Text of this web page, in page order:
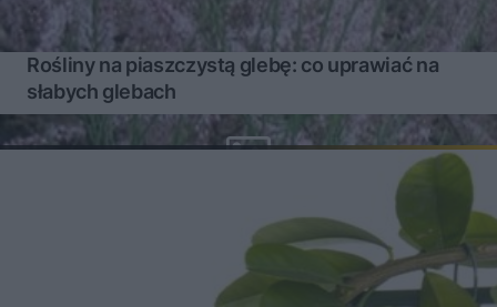
Rośliny na piaszczystą glebę: co uprawiać na
słabych glebach